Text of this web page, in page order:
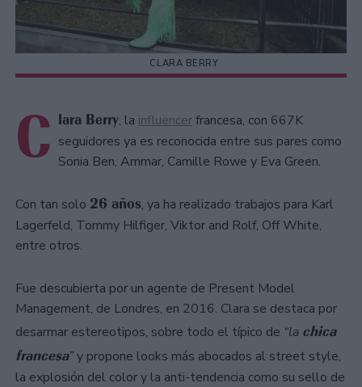
CLARA BERRY
C lara Berry, la influencerfrancesa, con 667K
seguidores ya es reconocida entre sus pares como
Sonia Ben, Ammar, Camille Rowe y Eva Green.
Con tan solo 26 años, ya ha realizado trabajos para Karl
Lagerfeld, Tommy Hilfiger, Viktor and Rolf, Off White,
entre otros.
Fue descubierta por un agente de Present Model
Management, de Londres, en 2016. Clara se destaca por
desarmar estereotipos, sobre todo el típico de “la chica
francesa”y propone looks más abocados al street style,
la explosión del color y la anti-tendencia como su sello de